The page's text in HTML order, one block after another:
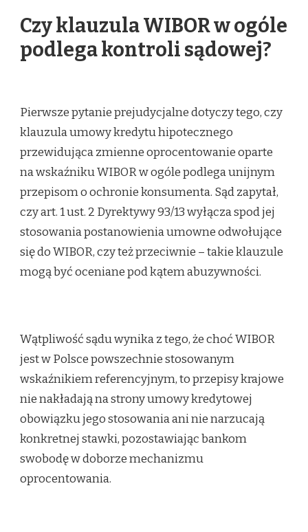
Czy klauzula WIBOR w ogóle
podlega kontroli sądowej?
Pierwsze pytanie prejudycjalne dotyczy tego, czy
klauzula umowy kredytu hipotecznego
przewidująca zmienne oprocentowanie oparte
na wskaźniku WIBOR w ogóle podlega unijnym
przepisom o ochronie konsumenta. Sąd zapytał,
czy art. 1 ust. 2 Dyrektywy 93/13 wyłącza spod jej
stosowania postanowienia umowne odwołujące
się do WIBOR, czy też przeciwnie – takie klauzule
mogą być oceniane pod kątem abuzywności.
Wątpliwość sądu wynika z tego, że choć WIBOR
jest w Polsce powszechnie stosowanym
wskaźnikiem referencyjnym, to przepisy krajowe
nie nakładają na strony umowy kredytowej
obowiązku jego stosowania ani nie narzucają
konkretnej stawki, pozostawiając bankom
swobodę w doborze mechanizmu
oprocentowania.